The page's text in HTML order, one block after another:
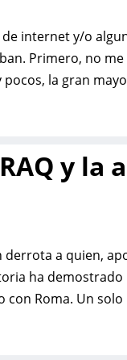
internet y/o
Primero, no
pocos, la gran
y la
a quien,
ha demostrado
con Roma. Un